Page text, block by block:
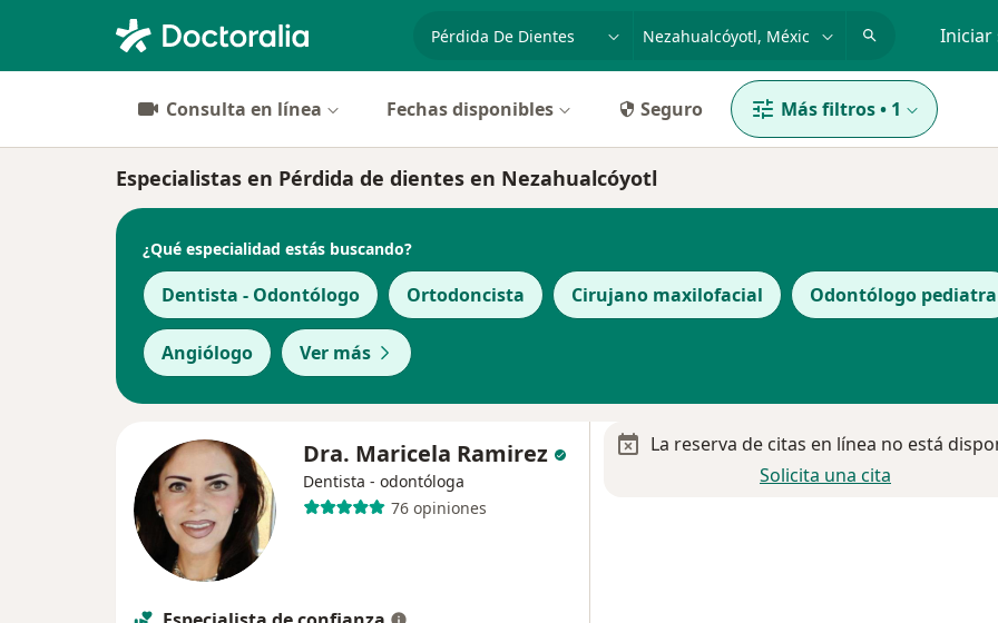
especialidad, enfermedad o nombre
p. ej. Guadalajara Iniciar
Consulta en línea Fechas disponibles Seguro Más filtros• 1
Especialistas en Pérdida de dientes en Nezahualcóyotl
¿Qué especialidad estás buscando?
Dentista - Odontólogo Ortodoncista Cirujano maxilofacial Odontólogo pediatra
Angiólogo Ver más
Dra. Maricela Ramirez
Dentista - odontóloga
76 opiniones
La reserva de citas en línea no está
Solicita una cita